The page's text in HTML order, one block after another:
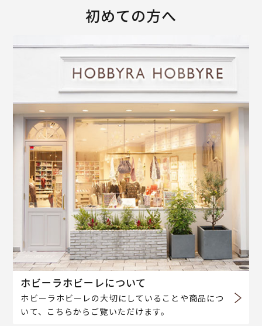
初めての方へ
ホビーラホビーレについて
ホビーラホビーレの大切にしていることや商品につ
いて、こちらからご覧いただけます。